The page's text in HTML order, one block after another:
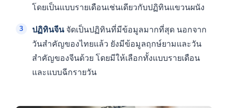
โดยเป็นแบบรายเดือนเช่นเดียวกับปฏิทินแขวนผนัง
ปฏิทินจีนจัดเป็นปฏิทินที่มีข้อมูลมากที่สุด นอกจาก
วันสำคัญของไทยแล้ว ยังมีข้อมูลฤกษ์ยามและวัน
สำคัญของจีนด้วย โดยมีให้เลือกทั้งแบบรายเดือน
และแบบฉีกรายวัน